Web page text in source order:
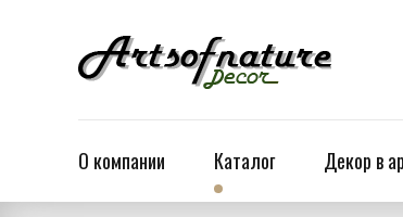
О компании Каталог Декор в